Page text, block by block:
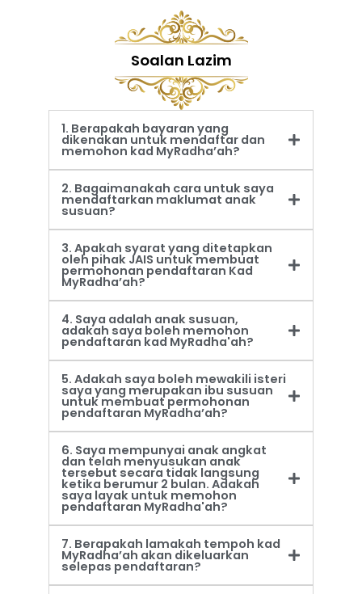
Soalan Lazim
1. Berapakah bayaran yang
dikenakan untuk mendaftar dan
memohon kad MyRadha’ah?
2. Bagaimanakah cara untuk saya
mendaftarkan maklumat anak
susuan?
3. Apakah syarat yang ditetapkan
oleh pihak JAIS untuk membuat
permohonan pendaftaran Kad
MyRadha’ah?
4. Saya adalah anak susuan,
adakah saya boleh memohon
pendaftaran kad MyRadha'ah?
5. Adakah saya boleh mewakili isteri
saya yang merupakan ibu susuan
untuk membuat permohonan
pendaftaran MyRadha’ah?
6. Saya mempunyai anak angkat
dan telah menyusukan anak
tersebut secara tidak langsung
ketika berumur 2 bulan. Adakah
saya layak untuk memohon
pendaftaran MyRadha'ah?
7. Berapakah lamakah tempoh kad
MyRadha’ah akan dikeluarkan
selepas pendaftaran?